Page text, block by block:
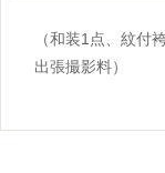
（和装1点、紋付
出張撮影料）